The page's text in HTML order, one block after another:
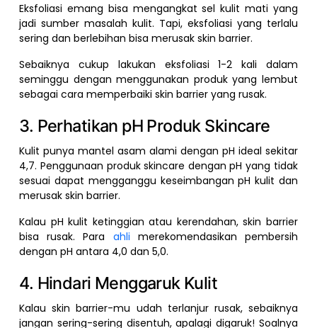
Eksfoliasi emang bisa mengangkat sel kulit mati yang
jadi sumber masalah kulit. Tapi, eksfoliasi yang terlalu
sering dan berlebihan bisa merusak skin barrier.
Sebaiknya cukup lakukan eksfoliasi 1-2 kali dalam
seminggu dengan menggunakan produk yang lembut
sebagai cara memperbaiki skin barrier yang rusak.
3. Perhatikan pH Produk Skincare
Kulit punya mantel asam alami dengan pH ideal sekitar
4,7. Penggunaan produk skincare dengan pH yang tidak
sesuai dapat mengganggu keseimbangan pH kulit dan
merusak skin barrier.
Kalau pH kulit ketinggian atau kerendahan, skin barrier
bisa rusak. Para ahli merekomendasikan pembersih
dengan pH antara 4,0 dan 5,0.
4. Hindari Menggaruk Kulit
Kalau skin barrier-mu udah terlanjur rusak, sebaiknya
jangan sering-sering disentuh, apalagi digaruk! Soalnya